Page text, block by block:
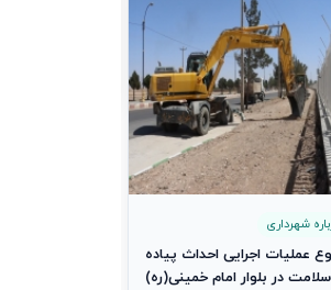
شهرداری
عملیات اجرایی احداث پیاده‌
در بلوار امام خمینی(ره)